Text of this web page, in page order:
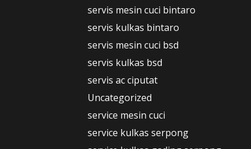
servis mesin cuci bintaro
servis kulkas bintaro
servis mesin cuci bsd
servis kulkas bsd
servis ac ciputat
Uncategorized
service mesin cuci
service kulkas serpong